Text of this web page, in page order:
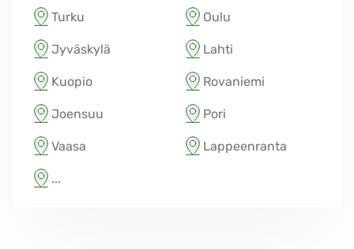
Turku Oulu
Jyväskylä Lahti
Kuopio Rovaniemi
Joensuu Pori
Vaasa Lappeenranta
...